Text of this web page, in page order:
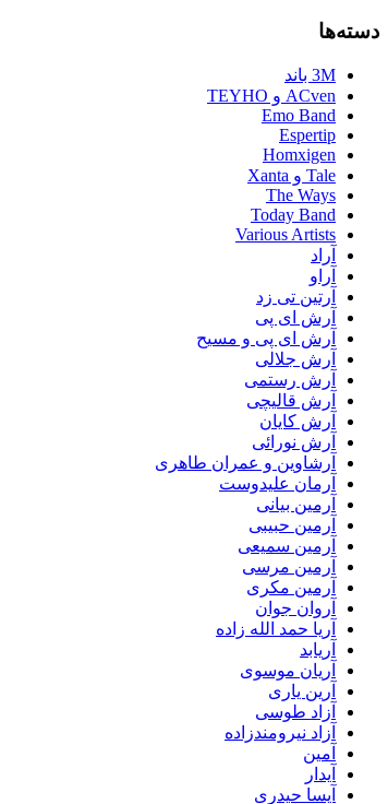
دسته‌ها
3M باند
ACven و TEYHO
Emo Band
Espertip
Homxigen
Tale و Xanta
The Ways
Today Band
Various Artists
آراد
آراو
آرتین تی زد
آرش ای پی
آرش ای پی و مسیح
آرش جلالی
آرش رستمی
آرش قالیچی
آرش کایان
آرش نورائی
آرشاوین و عمران طاهری
آرمان علیدوست
آرمین بیانی
آرمین حبیبی
آرمین سمیعی
آرمین مرسی
آرمین مکری
آروان جوان
آریا حمد الله زاده
آریابد
آریان موسوی
آرین یاری
آزاد طوسی
آزاد نیرومندزاده
آمین
آیدار
آیسا حیدری